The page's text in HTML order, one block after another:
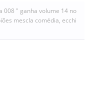
008 " ganha volume 14 no
mescla comédia, ecchi